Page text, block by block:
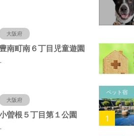
大阪府
豊南町南６丁目児童遊園
-
大阪府
曽根５丁目第１公園
-
ペット宿
1